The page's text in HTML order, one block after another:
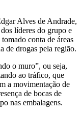
Alves de Andrade,
líderes do grupo e
conta de áreas
de drogas pela região.
o muro”, ou seja,
ao tráfico, que
a movimentação de
de bocas de
nas embalagens.